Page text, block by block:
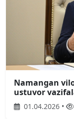
Namangan
ustuvor
01.04.2026 •